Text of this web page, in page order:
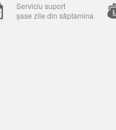
Serviciu suport
șase zile din săptamina